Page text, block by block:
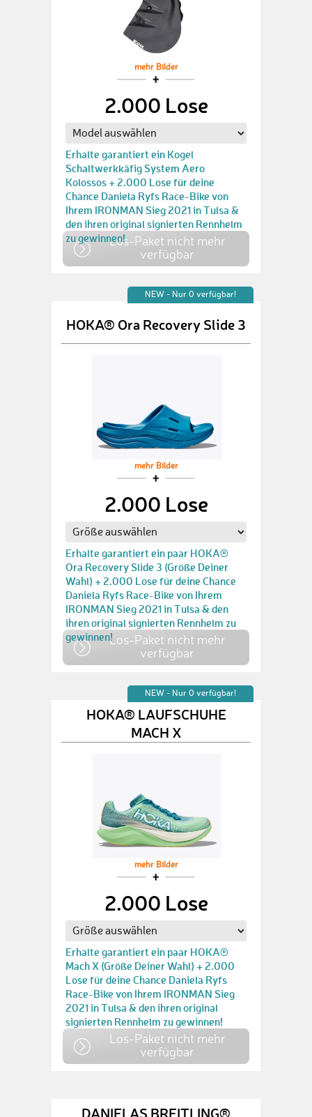
mehr Bilder
2.000 Lose
Erhalte garantiert ein Kogel
Schaltwerkkäfig System Aero
Kolossos + 2.000 Lose für deine
Chance Daniela Ryfs Race-Bike von
Ihrem IRONMAN Sieg 2021 in Tulsa &
den ihren original signierten Rennhelm
zu gewinnen!Los-Paket nicht mehr
verfügbar
NEW - Nur 0 verfügbar!
HOKA® Ora Recovery Slide 3
mehr Bilder
2.000 Lose
Erhalte garantiert ein paar HOKA®
Ora Recovery Slide 3 (Größe Deiner
Wahl) + 2.000 Lose für deine Chance
Daniela Ryfs Race-Bike von Ihrem
IRONMAN Sieg 2021 in Tulsa & den
ihren original signierten Rennhelm zu
gewinnen!Los-Paket nicht mehr
verfügbar
NEW - Nur 0 verfügbar!
HOKA® LAUFSCHUHE
MACH X
mehr Bilder
2.000 Lose
Erhalte garantiert ein paar HOKA®
Mach X (Größe Deiner Wahl) + 2.000
Lose für deine Chance Daniela Ryfs
Race-Bike von Ihrem IRONMAN Sieg
2021 in Tulsa & den ihren original
signierten Rennhelm zu gewinnen!
Los-Paket nicht mehr
verfügbar
DANIELAS BREITLING®